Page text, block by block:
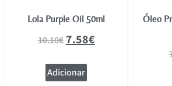
Lola Purple Oil 50ml
10.10€7.58€
Adicionar
Óleo